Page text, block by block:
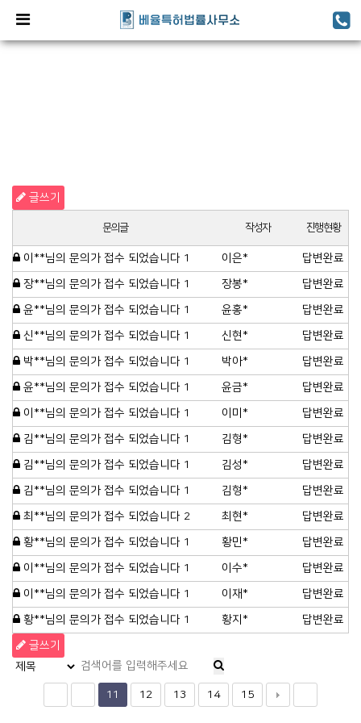
글쓰기
문의글 작성자 진행현황
이**님의 문의가 접수 되었습니다 1 이은*
답변완료
장**님의 문의가 접수 되었습니다 1 장봉*
답변완료
윤**님의 문의가 접수 되었습니다 1 윤홍*
답변완료
신**님의 문의가 접수 되었습니다 1 신현*
답변완료
박**님의 문의가 접수 되었습니다 1 박아*
답변완료
윤**님의 문의가 접수 되었습니다 1 윤금*
답변완료
이**님의 문의가 접수 되었습니다 1 이미*
답변완료
김**님의 문의가 접수 되었습니다 1 김형*
답변완료
김**님의 문의가 접수 되었습니다 1 김성*
답변완료
김**님의 문의가 접수 되었습니다 1 김형*
답변완료
최**님의 문의가 접수 되었습니다 2 최현*
답변완료
황**님의 문의가 접수 되었습니다 1 황민*
답변완료
이**님의 문의가 접수 되었습니다 1 이수*
답변완료
이**님의 문의가 접수 되었습니다 1 이재*
답변완료
황**님의 문의가 접수 되었습니다 1 황지*
답변완료
글쓰기
11 12 13 14 15